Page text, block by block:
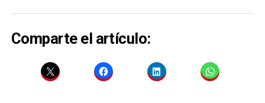
Comparte el artículo: